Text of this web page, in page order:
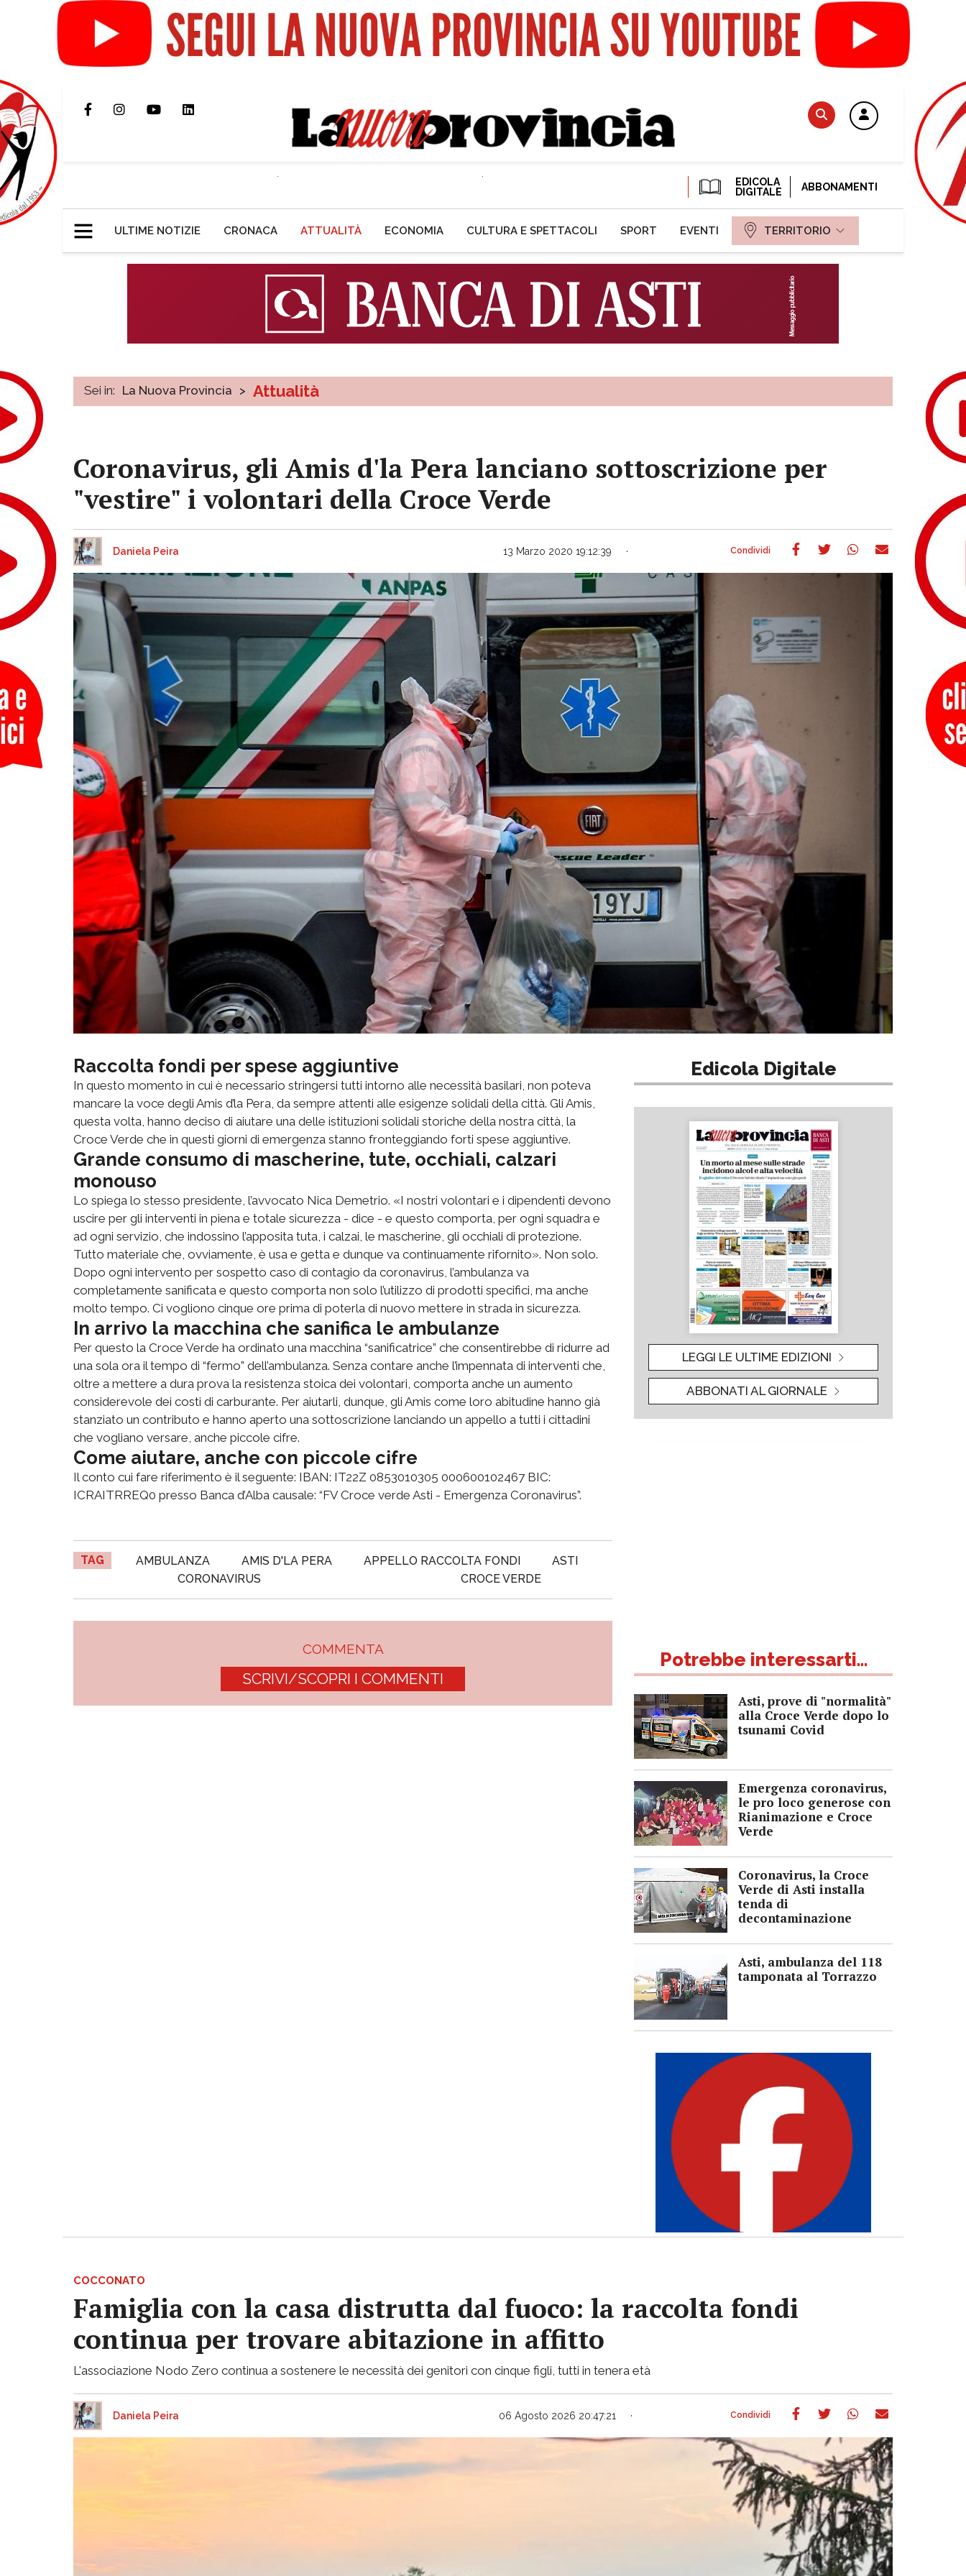
EDICOLA
DIGITALE
ABBONAMENTI
ULTIME NOTIZIE CRONACA ATTUALITÀ ECONOMIA CULTURA E SPETTACOLI SPORT EVENTI TERRITORIO
Sei in: La Nuova Provincia > Attualità
Coronavirus, gli Amis d'la Pera lanciano sottoscrizione per
"vestire" i volontari della Croce Verde
Daniela Peira 13 Marzo 2020 19:12:39
Raccolta fondi per spese aggiuntive
In questo momento in cui è necessario stringersi tutti intorno alle necessità basilari, non poteva
mancare la voce degli Amis d’la Pera, da sempre attenti alle esigenze solidali della città. Gli Amis,
questa volta, hanno deciso di aiutare una delle istituzioni solidali storiche della nostra città, la
Croce Verde che in questi giorni di emergenza stanno fronteggiando forti spese aggiuntive.
Grande consumo di mascherine, tute, occhiali, calzari
monouso
Lo spiega lo stesso presidente, l’avvocato Nica Demetrio. «I nostri volontari e i dipendenti devono
uscire per gli interventi in piena e totale sicurezza - dice - e questo comporta, per ogni squadra e
ad ogni servizio, che indossino l’apposita tuta, i calzai, le mascherine, gli occhiali di protezione.
Tutto materiale che, ovviamente, è usa e getta e dunque va continuamente rifornito». Non solo.
Dopo ogni intervento per sospetto caso di contagio da coronavirus, l’ambulanza va
completamente sanificata e questo comporta non solo l’utilizzo di prodotti specifici, ma anche
molto tempo. Ci vogliono cinque ore prima di poterla di nuovo mettere in strada in sicurezza.
In arrivo la macchina che sanifica le ambulanze
Per questo la Croce Verde ha ordinato una macchina “sanificatrice” che consentirebbe di ridurre ad
una sola ora il tempo di “fermo” dell’ambulanza. Senza contare anche l’impennata di interventi che,
oltre a mettere a dura prova la resistenza stoica dei volontari, comporta anche un aumento
considerevole dei costi di carburante. Per aiutarli, dunque, gli Amis come loro abitudine hanno già
stanziato un contributo e hanno aperto una sottoscrizione lanciando un appello a tutti i cittadini
che vogliano versare, anche piccole cifre.
Come aiutare, anche con piccole cifre
Il conto cui fare riferimento è il seguente: IBAN: IT22Z 0853010305 000600102467 BIC:
ICRAITRREQ0 presso Banca d’Alba causale: “FV Croce verde Asti - Emergenza Coronavirus”.
TAG AMBULANZA AMIS D'LA PERA APPELLO RACCOLTA FONDI
ASTI
CORONAVIRUS
CROCE VERDE
COMMENTA
SCRIVI/SCOPRI I COMMENTI
Edicola Digitale
LEGGI LE ULTIME EDIZIONI
ABBONATI AL GIORNALE
Potrebbe interessarti...
Asti, prove di "normalità"
alla Croce Verde dopo lo
tsunami Covid
Emergenza coronavirus,
le pro loco generose con
Rianimazione e Croce
Verde
Coronavirus, la Croce
Verde di Asti installa
tenda di
decontaminazione
Asti, ambulanza del 118
tamponata al Torrazzo
COCCONATO
Famiglia con la casa distrutta dal fuoco: la raccolta fondi
continua per trovare abitazione in affitto
L'associazione Nodo Zero continua a sostenere le necessità dei genitori con cinque figli, tutti in tenera età
Daniela Peira 06 Agosto 2026 20:47:21